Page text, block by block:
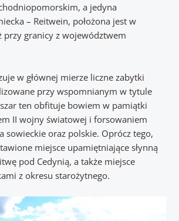
a jedyna
– Reitwein, położona jest w
przy granicy z województwem
w głównej mierze liczne zabytki
przy wspomnianym w tytule
ten obfituje bowiem w pamiątki
II wojny światowej i forsowaniem
sowieckie oraz polskie. Oprócz tego,
miejsce upamiętniające słynną
pod Cedynią, a także miejsce
z okresu starożytnego.